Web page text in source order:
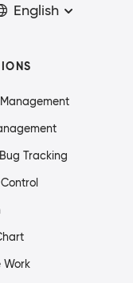
English
Tracking
Work